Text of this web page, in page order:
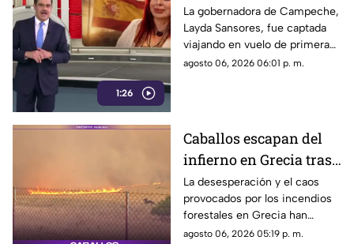
1:26
clase rumbo a España
junto a la directora del
DIF
La gobernadora de Campeche,
Layda Sansores, fue captada
viajando en vuelo de primera
clase con destino a España en
agosto 06, 2026 06:01 p. m.
Caballos escapan del
infierno en Grecia tras
cuatro días de
incendios
descontrolados
La desesperación y el caos
provocados por los incendios
forestales en Grecia han
dejado imágenes
agosto 06, 2026 05:19 p. m.